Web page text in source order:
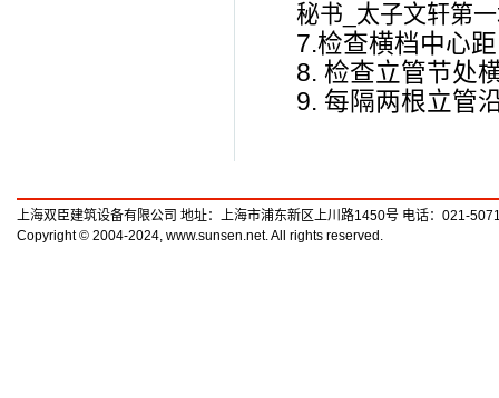
秘书_太子文轩第
7.检查横档中心
8. 检查立管节处
9. 每隔两根立管
上海双臣建筑设备有限公司 地址：上海市浦东新区上川路1450号 电话：021-
Copyright © 2004-2024, www.sunsen.net. All rights reserved.